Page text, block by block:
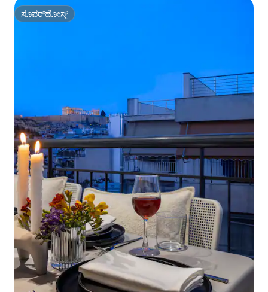
ಸೂಪರ್‌ಹೋಸ್ಟ್
ಸೂಪರ್‌ಹೋಸ್ಟ್